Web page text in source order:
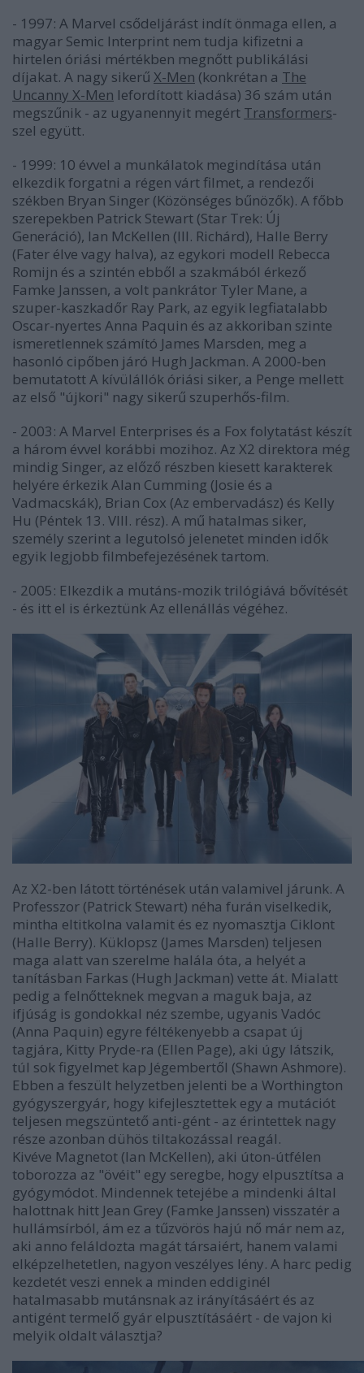
- 1997: A Marvel csődeljárást indít önmaga ellen, a
magyar Semic Interprint nem tudja kifizetni a
hirtelen óriási mértékben megnőtt publikálási
díjakat. A nagy sikerű X-Men (konkrétan a The
Uncanny X-Men lefordított kiadása) 36 szám után
megszűnik - az ugyanennyit megért Transformers-
szel együtt.
- 1999: 10 évvel a munkálatok megindítása után
elkezdik forgatni a régen várt filmet, a rendezői
székben Bryan Singer (Közönséges bűnözők). A főbb
szerepekben Patrick Stewart (Star Trek: Új
Generáció), Ian McKellen (III. Richárd), Halle Berry
(Fater élve vagy halva), az egykori modell Rebecca
Romijn és a szintén ebből a szakmából érkező
Famke Janssen, a volt pankrátor Tyler Mane, a
szuper-kaszkadőr Ray Park, az egyik legfiatalabb
Oscar-nyertes Anna Paquin és az akkoriban szinte
ismeretlennek számító James Marsden, meg a
hasonló cipőben járó Hugh Jackman. A 2000-ben
bemutatottA kívülállók óriási siker, a Penge mellett
az első "újkori" nagy sikerű szuperhős-film.
- 2003: A Marvel Enterprises és a Fox folytatást készít
a három évvel korábbi mozihoz. Az X2 direktora még
mindig Singer, az előző részben kiesett karakterek
helyére érkezik Alan Cumming (Josie és a
Vadmacskák), Brian Cox (Az embervadász) és Kelly
Hu (Péntek 13. VIII. rész). A mű hatalmas siker,
személy szerint a legutolsó jelenetet minden idők
egyik legjobb filmbefejezésének tartom.
- 2005: Elkezdik a mutáns-mozik trilógiává bővítését
- és itt el is érkeztünkAz ellenállás végéhez.
Az X2-ben látott történések után valamivel járunk. A
Professzor (Patrick Stewart) néha furán viselkedik,
mintha eltitkolna valamit és ez nyomasztja Ciklont
(Halle Berry). Küklopsz (James Marsden) teljesen
maga alatt van szerelme halála óta, a helyét a
tanításban Farkas (Hugh Jackman) vette át. Mialatt
pedig a felnőtteknek megvan a maguk baja, az
ifjúság is gondokkal néz szembe, ugyanis Vadóc
(Anna Paquin) egyre féltékenyebb a csapat új
tagjára, Kitty Pryde-ra (Ellen Page), aki úgy látszik,
túl sok figyelmet kap Jégembertől (Shawn Ashmore).
Ebben a feszült helyzetben jelenti be a Worthington
gyógyszergyár, hogy kifejlesztettek egy a mutációt
teljesen megszüntető anti-gént - az érintettek nagy
része azonban dühös tiltakozással reagál.
Kivéve Magnetot (Ian McKellen), aki úton-útfélen
toborozza az "övéit" egy seregbe, hogy elpusztítsa a
gyógymódot. Mindennek tetejébe a mindenki által
halottnak hitt Jean Grey (Famke Janssen) visszatér a
hullámsírból, ám ez a tűzvörös hajú nő már nem az,
aki anno feláldozta magát társaiért, hanem valami
elképzelhetetlen, nagyon veszélyes lény. A harc pedig
kezdetét veszi ennek a minden eddiginél
hatalmasabb mutánsnak az irányításáért és az
antigént termelő gyár elpusztításáért - de vajon ki
melyik oldalt választja?